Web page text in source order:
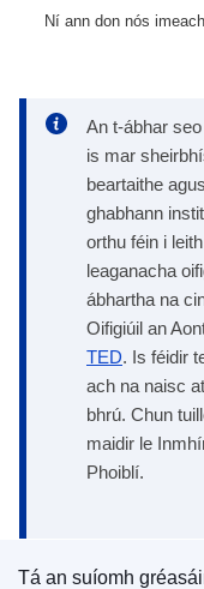
Ní ann don nós
An t-ábhar
is mar
beartaithe
ghabhann
orthu féin i
leaganacha
ábhartha na
Oifigiúil an
TED. Is féidir
ach na naisc
bhrú. Chun
maidir le
Phoiblí.
Tá an suíomh